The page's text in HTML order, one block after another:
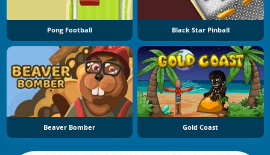
Pong Football Black Star Pinball
Beaver Bomber Gold Coast